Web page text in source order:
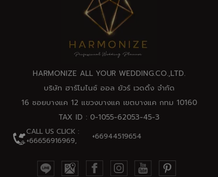
HARMONIZE ALL YOUR WEDDING.CO.,LTD.
บริษัท ฮาร์โมไนซ์ ออล ยัวร์ เวดดิ้ง จำกัด
16 ซอยบางแค 12 แขวงบางแค เขตบางแค กทม 10160
TAX ID : 0-1055-62053-45-3
CALL US CLICK :
+66656916969,
+66944519654